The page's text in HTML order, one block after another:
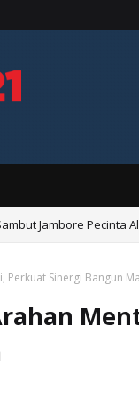
81 RI, Pemkab Malra
Sinergi Bangun